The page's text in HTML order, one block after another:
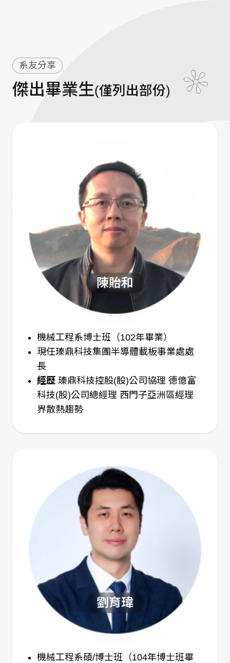
系友分享
傑出畢業生(僅列出部份)
陳貽和
機械工程系博士班（102年畢業）
現任瑧鼎科技集團半導體載板事業處處
長
經歷 瑧鼎科技控股(股)公司協理 德億富
科技(股)公司總經理 西門子亞洲區經理
界散熱趨勢
劉育瑋
機械工程系碩/博士班（104年博士班畢